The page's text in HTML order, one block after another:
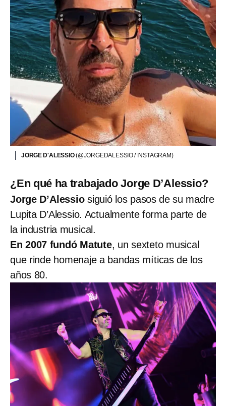
JORGE D'ALESSIO(@JORGEDALESSIO / INSTAGRAM)
¿En qué ha trabajado Jorge D’Alessio?
Jorge D’Alessiosiguió los pasos de su madre
Lupita D’Alessio. Actualmente forma parte de
la industria musical.
En 2007 fundó Matute, un sexteto musical
que rinde homenaje a bandas míticas de los
años 80.